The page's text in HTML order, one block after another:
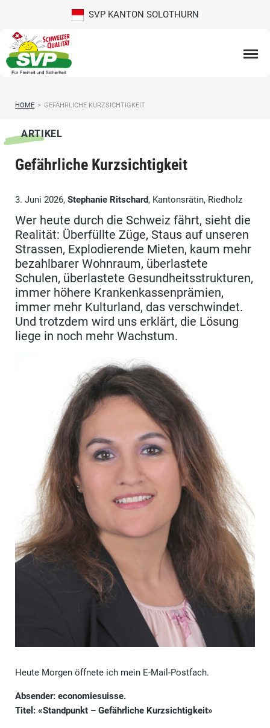
SVP KANTON SOLOTHURN
HOME > GEFÄHRLICHE KURZSICHTIGKEIT
ARTIKEL
Gefährliche Kurzsichtigkeit
3. Juni 2026, Stephanie Ritschard, Kantonsrätin, Riedholz
Wer heute durch die Schweiz fährt, sieht die
Realität: Überfüllte Züge, Staus auf unseren
Strassen, Explodierende Mieten, kaum mehr
bezahlbarer Wohnraum, überlastete
Schulen, überlastete Gesundheitsstrukturen,
immer höhere Krankenkassenprämien,
immer mehr Kulturland, das verschwindet.
Und trotzdem wird uns erklärt, die Lösung
liege in noch mehr Wachstum.
Heute Morgen öffnete ich mein E-Mail-Postfach.
Absender: economiesuisse.
Titel: «Standpunkt – Gefährliche Kurzsichtigkeit»